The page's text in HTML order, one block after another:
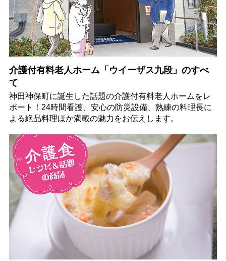
介護付有料老人ホーム「ウイーザス九段」のすべ
て
神田神保町に誕生した話題の介護付有料老人ホームをレ
ポート！24時間看護、安心の防災設備、熟練の料理長に
よる絶品料理ほか満載の魅力をお伝えします。